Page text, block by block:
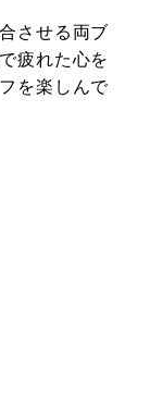
させる両ブ
疲れた心を
を楽しんで